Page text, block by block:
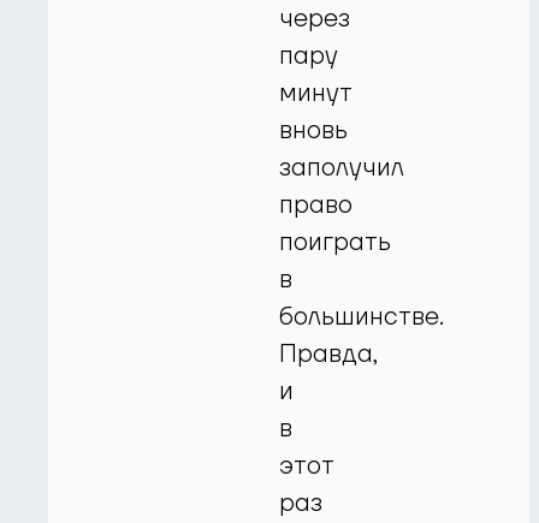
через
пару
минут
вновь
заполучил
право
поиграть
в
большинстве.
Правда,
и
в
этот
раз